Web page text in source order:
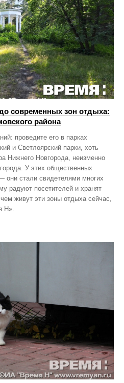
современных зон отдыха:
района
проведите его в парках
и Светлоярский парки, хоть
Нижнего Новгорода, неизменно
У этих общественных
они стали свидетелями многих
радуют посетителей и хранят
живут эти зоны отдыха сейчас,
Н».